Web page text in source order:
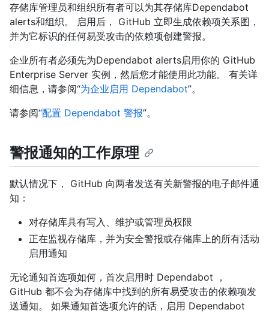
存储库管理员和组织所有者可以为其存储库Dependabot
alerts和组织。 启用后， GitHub 立即生成依赖项关系图，
并为它标识的任何易受攻击的依赖项创建警报。
企业所有者必须先为Dependabot alerts启用你的 GitHub
Enterprise Server 实例，然后您才能使用此功能。 有关详
细信息，请参阅“为企业启用 Dependabot”。
请参阅“配置 Dependabot 警报”。
警报通知的工作原理
默认情况下， GitHub 向两者发送有关新警报的电子邮件通
知：
对存储库具有写入、维护或管理员权限
正在监视存储库，并为安全警报或存储库上的所有活动
启用通知
无论通知首选项如何，首次启用时 Dependabot ，
GitHub 都不会为存储库中找到的所有易受攻击的依赖项发
送通知。 如果通知首选项允许的话，启用 Dependabot